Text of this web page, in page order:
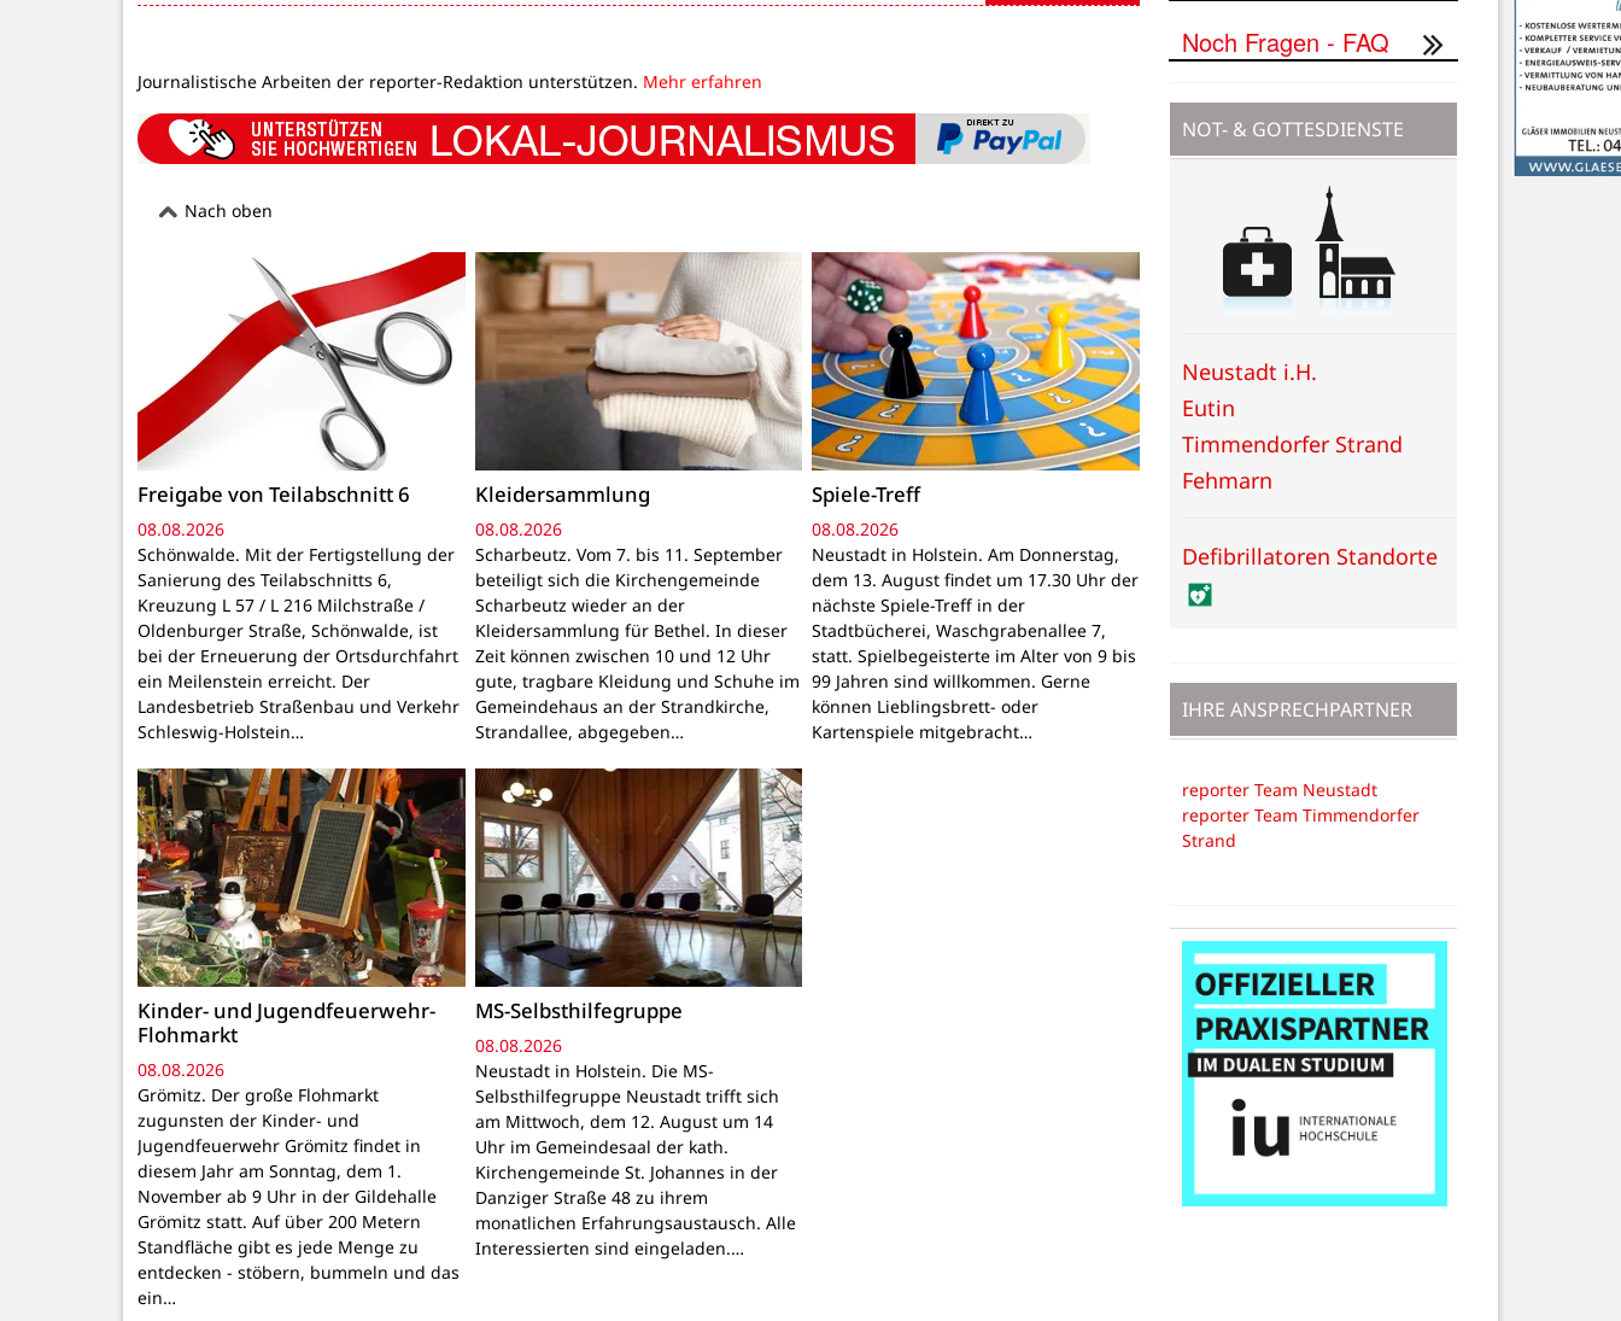
Journalistische Arbeiten der reporter-Redaktion unterstützen. Mehr erfahren
Nach oben
Freigabe von Teilabschnitt 6
08.08.2026
Schönwalde. Mit der Fertigstellung der
Sanierung des Teilabschnitts 6,
Kreuzung L 57 / L 216 Milchstraße /
Oldenburger Straße, Schönwalde, ist
bei der Erneuerung der Ortsdurchfahrt
ein Meilenstein erreicht. Der
Landesbetrieb Straßenbau und Verkehr
Schleswig-Holstein…
Kleidersammlung
08.08.2026
Scharbeutz. Vom 7. bis 11. September
beteiligt sich die Kirchengemeinde
Scharbeutz wieder an der
Kleidersammlung für Bethel. In dieser
Zeit können zwischen 10 und 12 Uhr
gute, tragbare Kleidung und Schuhe im
Gemeindehaus an der Strandkirche,
Strandallee, abgegeben…
Spiele-Treff
08.08.2026
Neustadt in Holstein. Am Donnerstag,
dem 13. August findet um 17.30 Uhr der
nächste Spiele-Treff in der
Stadtbücherei, Waschgrabenallee 7,
statt. Spielbegeisterte im Alter von 9 bis
99 Jahren sind willkommen. Gerne
können Lieblingsbrett- oder
Kartenspiele mitgebracht…
Kinder- und Jugendfeuerwehr-
Flohmarkt
08.08.2026
Grömitz. Der große Flohmarkt
zugunsten der Kinder- und
Jugendfeuerwehr Grömitz findet in
diesem Jahr am Sonntag, dem 1.
November ab 9 Uhr in der Gildehalle
Grömitz statt. Auf über 200 Metern
Standfläche gibt es jede Menge zu
entdecken - stöbern, bummeln und das
ein…
MS-Selbsthilfegruppe
08.08.2026
Neustadt in Holstein. Die MS-
Selbsthilfegruppe Neustadt trifft sich
am Mittwoch, dem 12. August um 14
Uhr im Gemeindesaal der kath.
Kirchengemeinde St. Johannes in der
Danziger Straße 48 zu ihrem
monatlichen Erfahrungsaustausch. Alle
Interessierten sind eingeladen.…
Noch Fragen - FAQ
NOT- & GOTTESDIENSTE
Neustadt i.H.
Eutin
Timmendorfer Strand
Fehmarn
Defibrillatoren Standorte
IHRE ANSPRECHPARTNER
reporter Team Neustadt
reporter Team Timmendorfer
Strand